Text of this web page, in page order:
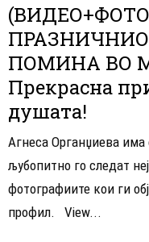
ПОМИНА ВО
Прекрасна
душата!
Агнеса Органџиева има
љубопитно го следат
фотографиите кои ги
профил. View...